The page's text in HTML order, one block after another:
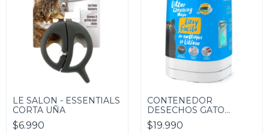
LE SALON - ESSENTIALS
CORTA UÑA
$6.990
CONTENEDOR
DESECHOS GATO
LITTERLOCKER
$19.990